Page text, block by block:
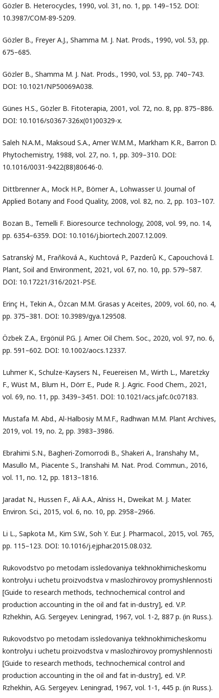
Gözler B. Heterocycles, 1990, vol. 31, no. 1, pp. 149–152. DOI:
10.3987/COM-89-5209.
Gözler B., Freyer A.J., Shamma M. J. Nat. Prods., 1990, vol. 53, pp.
675–685.
Gözler B., Shamma M. J. Nat. Prods., 1990, vol. 53, pp. 740–743.
DOI: 10.1021/NP50069A038.
Günes H.S., Gözler B. Fitoterapia, 2001, vol. 72, no. 8, pp. 875–886.
DOI: 10.1016/s0367-326x(01)00329-x.
Saleh N.A.M., Maksoud S.A., Amer W.M.M., Markham K.R., Barron D.
Phytochemistry, 1988, vol. 27, no. 1, pp. 309–310. DOI:
10.1016/0031-9422(88)80646-0.
Dittbrenner A., Mock H.P., Börner A., Lohwasser U. Journal of
Applied Botany and Food Quality, 2008, vol. 82, no. 2, pр. 103–107.
Bozan B., Temelli F. Bioresource technology, 2008, vol. 99, no. 14,
pp. 6354–6359. DOI: 10.1016/j.biortech.2007.12.009.
Satranský M., Fraňková A., Kuchtová P., Pazderů K., Capouchová I.
Plant, Soil and Environment, 2021, vol. 67, no. 10, pp. 579–587.
DOI: 10.17221/316/2021-PSE.
Erinç H., Tekin A., Özcan M.M. Grasas y Aceites, 2009, vol. 60, no. 4,
pр. 375–381. DOI: 10.3989/gya.129508.
Özbek Z.A., Ergönül P.G. J. Amer. Oil Chem. Soc., 2020, vol. 97, no. 6,
pр. 591–602. DOI: 10.1002/aocs.12337.
Luhmer K., Schulze-Kaysers N., Feuereisen M., Wirth L., Maretzky
F., Wüst M., Blum H., Dörr E., Pude R. J. Agric. Food Chem., 2021,
vol. 69, no. 11, pр. 3439–3451. DOI: 10.1021/acs.jafc.0c07183.
Mustafa M. Abd., Al-Halbosiy M.M.F., Radhwan M.M. Plant Archives,
2019, vol. 19, no. 2, pp. 3983–3986.
Ebrahimi S.N., Bagheri-Zomorrodi B., Shakeri А., Iranshahy М.,
Masullo М., Piacente S., Iranshahi М. Nat. Prod. Commun., 2016,
vol. 11, no. 12, pр. 1813–1816.
Jaradat N., Hussen F., Ali A.A., Alniss H., Dweikat M. J. Mater.
Environ. Sci., 2015, vol. 6, no. 10, pp. 2958–2966.
Li L., Sapkota M., Kim S.W., Soh Y. Eur. J. Pharmacol., 2015, vol. 765,
pp. 115–123. DOI: 10.1016/j.ejphar.2015.08.032.
Rukovodstvo po metodam issledovaniya tekhnokhimicheskomu
kontrolyu i uchetu proizvodstva v maslozhirovoy promyshlennosti
[Guide to research methods, technochemical control and
production accounting in the oil and fat in-dustry], ed. V.P.
Rzhekhin, A.G. Sergeyev. Leningrad, 1967, vol. 1-2, 887 p. (in Russ.).
Rukovodstvo po metodam issledovaniya tekhnokhimicheskomu
kontrolyu i uchetu proizvodstva v maslozhirovoy promyshlennosti
[Guide to research methods, technochemical control and
production accounting in the oil and fat in-dustry], ed. V.P.
Rzhekhin, A.G. Sergeyev. Leningrad, 1967, vol. 1-1, 445 p. (in Russ.).